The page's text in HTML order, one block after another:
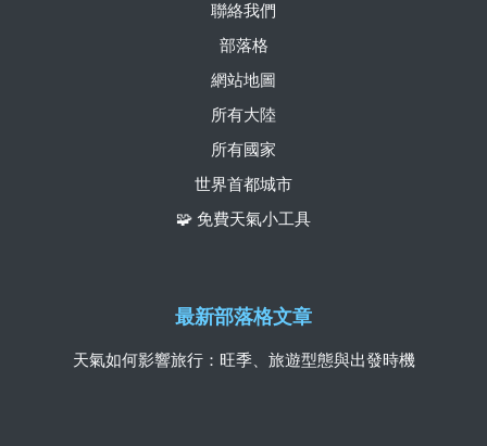
聯絡我們
部落格
網站地圖
所有大陸
所有國家
世界首都城市
🧩 免費天氣小工具
最新部落格文章
天氣如何影響旅行：旺季、旅遊型態與出發時機